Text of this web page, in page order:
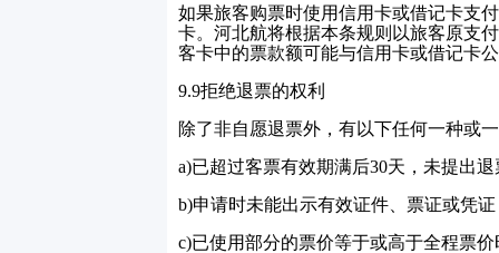
如果旅客购票时使用信用卡或借记卡支
卡。河北航将根据本条规则以旅客原支
客卡中的票款额可能与信用卡或借记卡
9.9拒绝退票的权利
除了非自愿退票外，有以下任何一种或
a)已超过客票有效期满后30天，未提出
b)申请时未能出示有效证件、票证或凭证
c)已使用部分的票价等于或高于全程票